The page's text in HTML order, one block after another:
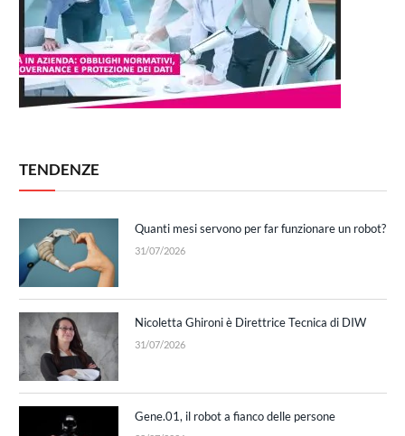
TENDENZE
Quanti mesi servono per far funzionare un robot?
31/07/2026
Nicoletta Ghironi è Direttrice Tecnica di DIW
31/07/2026
Gene.01, il robot a fianco delle persone